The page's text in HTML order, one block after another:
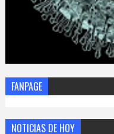
FANPAGE
NOTICIAS DE HOY